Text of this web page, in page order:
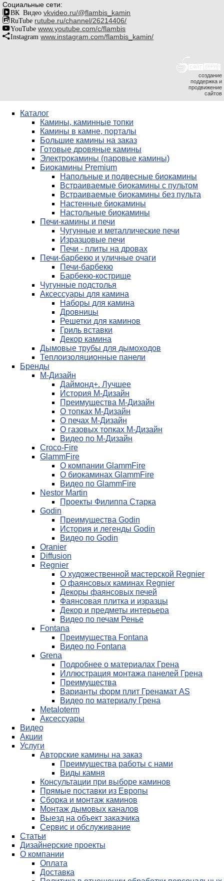
Социальные сети:
ВК Видео vkvideo.ru/@flambis_kamin
RuTube rutube.ru/channel/26214406/
YouTube www.youtube.com/c/flambis
Instagram www.instagram.com/flambis_kamin/
создание
поддержка и
продвижение
сайтов
Каталог
Камины, каминные топки
Камины в камне, порталы
Большие камины на заказ
Готовые дровяные камины
Электрокамины (паровые камины)
Биокамины Premium
Напольные и подвесные биокамины
Встраиваемые биокамины с пультом
Встраиваемые биокамины без пульта
Настенные биокамины
Настольные биокамины
Печи-камины и печи
Чугунные и металлические печи
Изразцовые печи
Печи - плиты на дровах
Печи-барбекю и уличные очаги
Печи-барбекю
Барбекю-кострище
Чугунные подстолья
Аксессуары для камина
Наборы для камина
Дровницы
Решетки для каминов
Гриль вставки
Декор камина
Дымовые трубы для дымоходов
Теплоизоляционные панели
Бренды
М-Дизайн
Даймонд+. Лучшее
История М-Дизайн
Преимущества М-Дизайн
О топках М-Дизайн
О печах М-Дизайн
О газовых топках М-Дизайн
Видео по М-Дизайн
Croco-Fire
GlammFire
О компании GlammFire
О биокаминах GlammFire
Видео по GlammFire
Nestor Martin
Проекты Филиппа Старка
Godin
Преимущества Godin
История и легенды Godin
Видео по Godin
Oranier
Diffusion
Regnier
О художественной мастерской Regnier
О фаянсовых каминах Regnier
Декоры фаянсовых печей
Фаянсовая плитка и изразцы
Декор и предметы интерьера
Видео по печам Ренье
Fontana
Преимущества Fontana
Видео по Fontana
Grena
Подробнее о материалах Грена
Иллюстрация монтажа панелей Грена
Преимущества
Варианты форм плит Гренамат AS
Видео по материалу Грена
Metaloterm
Аксессуары
Видео
Акции
Услуги
Авторские камины на заказ
Преимущества работы с нами
Виды камня
Консультации при выборе каминов
Прямые поставки из Европы
Сборка и монтаж каминов
Монтаж дымовых каналов
Выезд на объект заказчика
Сервис и обслуживание
Статьи
Дизайнерские проекты
О компании
Оплата
Доставка